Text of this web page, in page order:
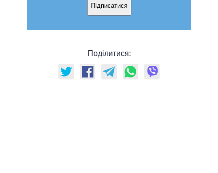
Підписатися
Поділитися: